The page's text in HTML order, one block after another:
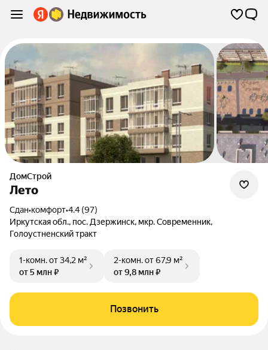
ДомСтрой
Лето
Сдан•комфорт•4.4 (97)
Иркутская обл., пос. Дзержинск, мкр. Современник,
Голоустненский тракт
1-комн.от 34,2 м²
от 5 млн ₽
2-комн.от 67,9 м²
от 9,8 млн ₽
Позвонить